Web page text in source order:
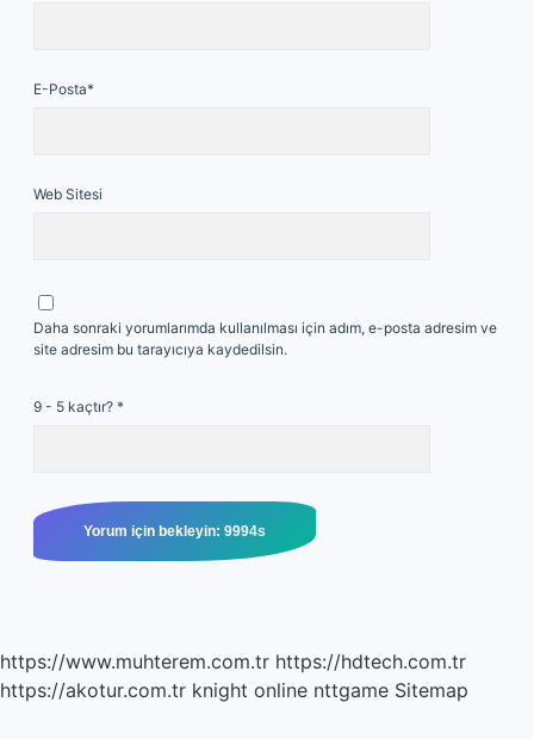
E-Posta*
Web Sitesi
Daha sonraki yorumlarımda kullanılması için adım, e-posta adresim ve
site adresim bu tarayıcıya kaydedilsin.
9 - 5 kaçtır? *
https://www.muhterem.com.tr https://hdtech.com.tr
https://akotur.com.tr knight online nttgame Sitemap